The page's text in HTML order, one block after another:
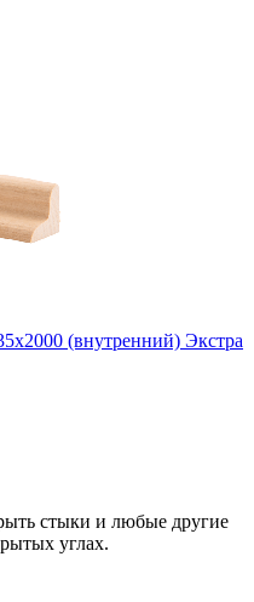
(внутренний) Экстра
стыки и любые другие
углах.